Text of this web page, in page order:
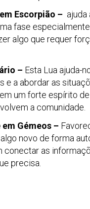
Escorpião –
fase
algo que requer
– Esta Lua ajuda-
e a abordar as
um forte espírito
a comunidade.
Gémeos –
novo de forma
conectar as
precisa.